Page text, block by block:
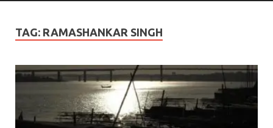
TAG: RAMASHANKAR SINGH